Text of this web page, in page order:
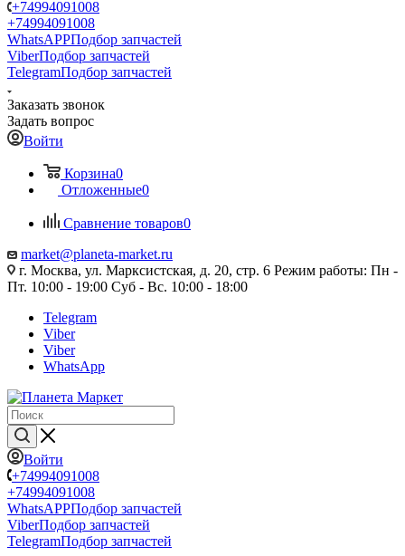
+74994091008
+74994091008
WhatsAPPПодбор запчастей
ViberПодбор запчастей
TelegramПодбор запчастей
Заказать звонок
Задать вопрос
Войти
Корзина0
Отложенные0
Сравнение товаров0
market@planeta-market.ru
г. Москва, ул. Марксистская, д. 20, стр. 6 Режим работы: Пн -
Пт. 10:00 - 19:00 Суб - Вс. 10:00 - 18:00
Telegram
Viber
Viber
WhatsApp
Войти
+74994091008
+74994091008
WhatsAPPПодбор запчастей
ViberПодбор запчастей
TelegramПодбор запчастей